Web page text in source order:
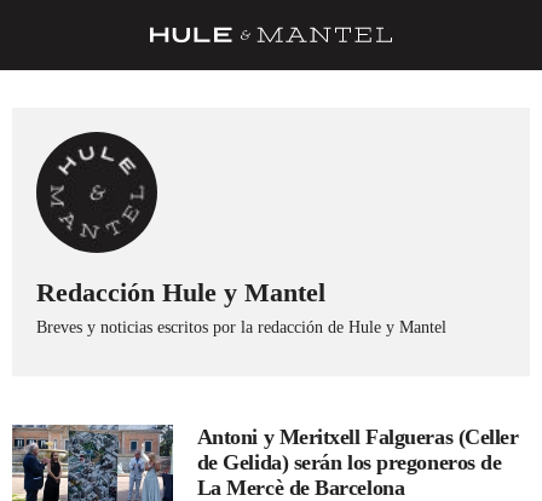
TRUCOS
DESPENSA
BARRAS Y ESTRELLAS
DÓNDE COMER
ÍDOLOS DE MESAS
TRADICIÓN
MENÚ DEL DÍA
Redacción Hule y Mantel
Breves y noticias escritos por la redacción de Hule y Mantel
Antoni y Meritxell Falgueras (Celler
de Gelida) serán los pregoneros de
La Mercè de Barcelona